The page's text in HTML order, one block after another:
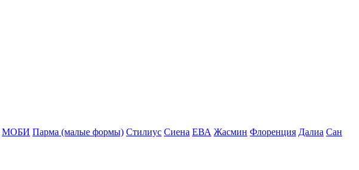
МОБИ Парма (малые формы) Стилиус Сиена ЕВА Жасмин Флоренция Далиа Сан